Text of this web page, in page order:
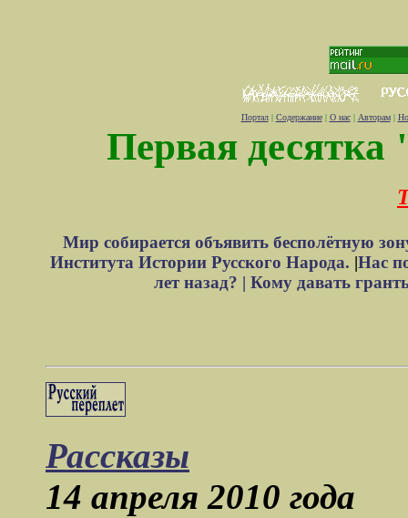
Портал| Содержание| О нас| Авторам|
Первая десятка
Мир собирается объявить бесполётную
Института Истории Русского Народа. |Нас
лет назад? | Кому давать
Рассказы
14 апреля 2010 года